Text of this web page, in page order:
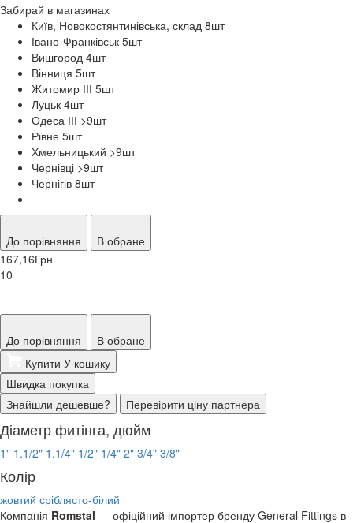
Забирай в магазинах
Київ, Новокостянтинівська, склад 8шт
Івано-Франківськ 5шт
Вишгород 4шт
Вінниця 5шт
Житомир ІІІ 5шт
Луцьк 4шт
Одеса ІІІ >9шт
Рівне 5шт
Хмельницький >9шт
Чернівці >9шт
Чернігів 8шт
До порівняння
В обране
167,16Грн
10
До порівняння
В обране
Купити У кошику
Швидка покупка
Знайшли дешевше?
Перевірити ціну партнера
Діаметр фитінга, дюйм
1" 1.1/2" 1.1/4" 1/2" 1/4" 2" 3/4" 3/8"
Колір
жовтий сріблясто-білий
Компанія Romstal — офіційний імпортер бренду General Fittings в